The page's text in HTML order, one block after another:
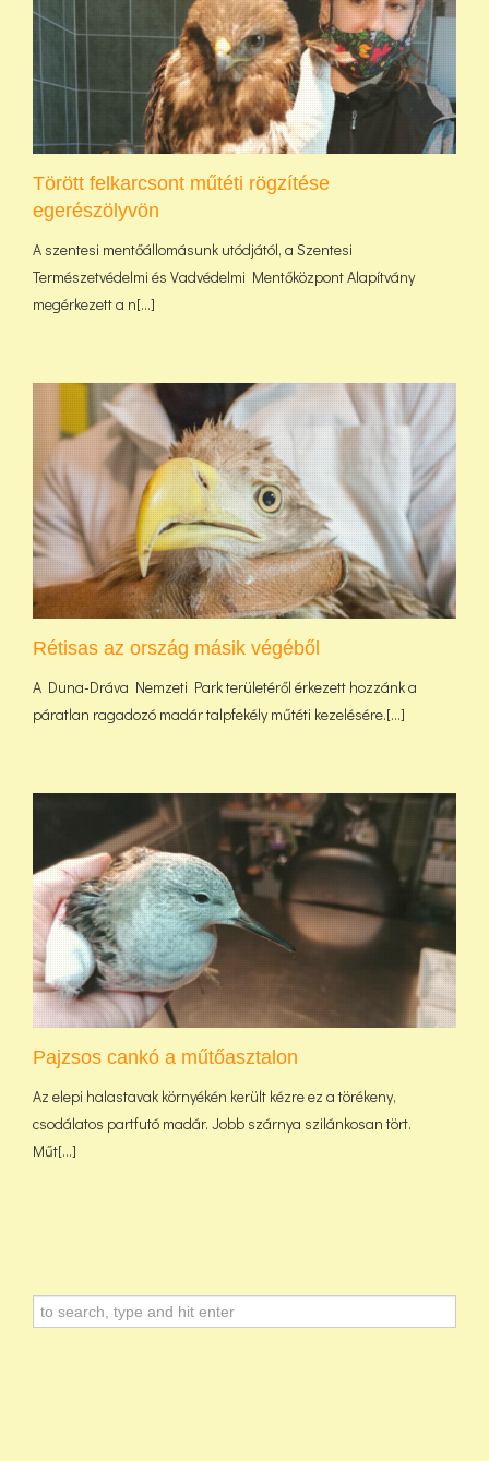
Törött felkarcsont műtéti rögzítése
egerészölyvön
A szentesi mentőállomásunk utódjától, a Szentesi
Természetvédelmi és Vadvédelmi Mentőközpont Alapítvány
megérkezett a n[...]
Rétisas az ország másik végéből
A Duna-Dráva Nemzeti Park területéről érkezett hozzánk a
páratlan ragadozó madár talpfekély műtéti kezelésére.[...]
Pajzsos cankó a műtőasztalon
Az elepi halastavak környékén került kézre ez a törékeny,
csodálatos partfutó madár. Jobb szárnya szilánkosan tört.
Műt[...]